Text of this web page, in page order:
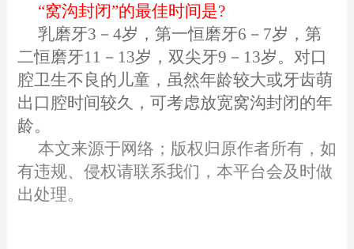
“窝沟封闭”的最佳时间是?
乳磨牙3－4岁，第一恒磨牙6－7岁，第
二恒磨牙11－13岁，双尖牙9－13岁。对口
腔卫生不良的儿童，虽然年龄较大或牙齿萌
出口腔时间较久，可考虑放宽窝沟封闭的年
龄。
本文来源于网络；版权归原作者所有，如
有违规、侵权请联系我们，本平台会及时做
出处理。